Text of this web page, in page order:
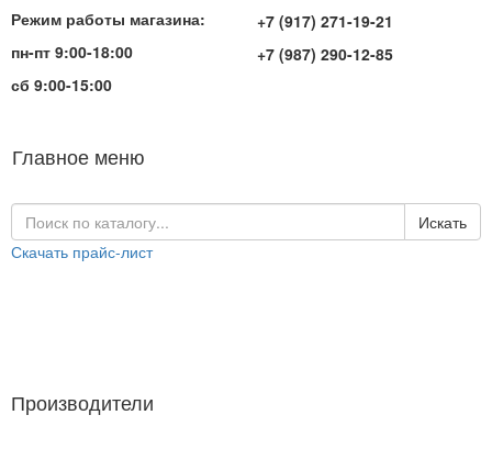
Режим работы магазина:
пн-пт 9:00-18:00
сб 9:00-15:00
+7 (917) 271-19-21
+7 (987) 290-12-85
Главное меню
Искать
Скачать прайс-лист
Производители